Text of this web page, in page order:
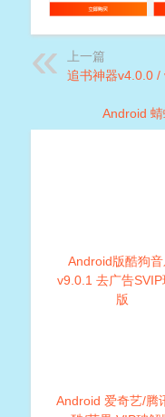
上一篇
追书神器v4.0.0 /
Android
Android版酷狗
v9.0.1 去广告SVIP
版
Android 爱奇艺/腾